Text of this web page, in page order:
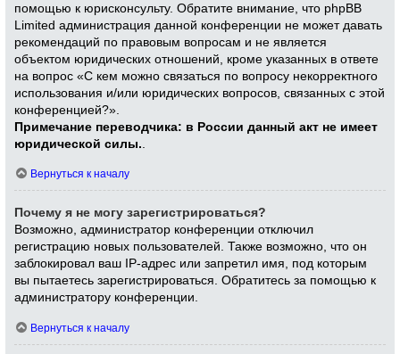
помощью к юрисконсульту. Обратите внимание, что phpBB
Limited администрация данной конференции не может давать
рекомендаций по правовым вопросам и не является
объектом юридических отношений, кроме указанных в ответе
на вопрос «С кем можно связаться по вопросу некорректного
использования и/или юридических вопросов, связанных с этой
конференцией?».
Примечание переводчика: в России данный акт не имеет
юридической силы.
Вернуться к началу
Почему я не могу зарегистрироваться?
Возможно, администратор конференции отключил
регистрацию новых пользователей. Также возможно, что он
заблокировал ваш IP-адрес или запретил имя, под которым
вы пытаетесь зарегистрироваться. Обратитесь за помощью к
администратору конференции.
Вернуться к началу